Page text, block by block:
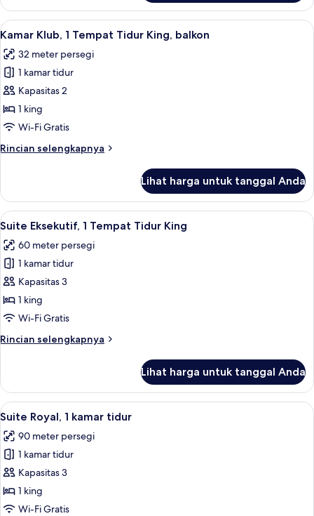
pinggir
kolam
renang
Kamar
Klub,
1
Tidur
King,
di
pinggir
kolam
renang
Lihat
semua
foto
untuk
Kamar
Klub,
1
Tidur
Kamar Klub, 1 Tempat Tidur King,
13
Kamar Klub, 1 Tempat Tidur King, balkon
32 meter persegi
1 kamar tidur
Kapasitas 2
1 king
Wi-Fi Gratis
Rincian selengkapnya
Rincian
Kamar
Klub,
1
Tidur
King,
balkon
Lihat harga untuk tanggal Anda
Lihat
semua
foto
untuk
Suite
Eksekutif,
1
Tidur
30
Suite Eksekutif, 1 Tempat Tidur King
60 meter persegi
1 kamar tidur
Kapasitas 3
1 king
Wi-Fi Gratis
Rincian selengkapnya
Rincian
Suite
Eksekutif,
1
Tidur
King
Lihat harga untuk tanggal Anda
Lihat
semua
foto
untuk
Suite
Royal,
1
12
Suite Royal, 1 kamar tidur
90 meter persegi
1 kamar tidur
Kapasitas 3
1 king
Wi-Fi Gratis